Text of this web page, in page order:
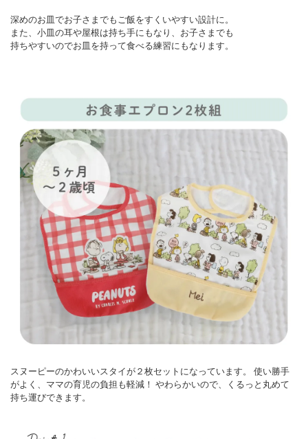
深めのお皿でお子さまでもご飯をすくいやすい設計に。
また、小皿の耳や屋根は持ち手にもなり、お子さまでも
持ちやすいのでお皿を持って食べる練習にもなります。
スヌーピーのかわいいスタイが２枚セットになっています。
使い勝手
がよく、ママの育児の負担も軽減！ やわらかいので、くるっと丸めて
持ち運びできます。